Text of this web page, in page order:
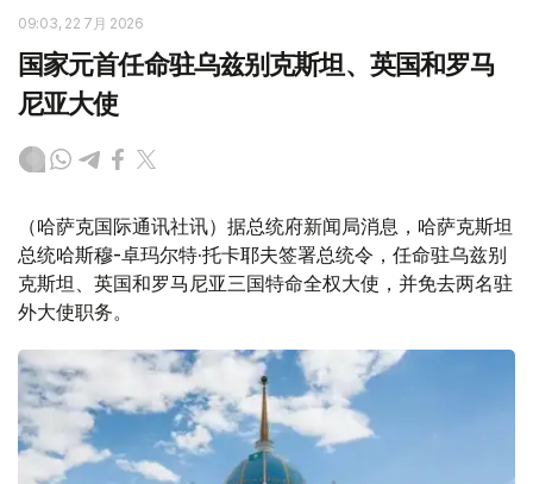
09:03, 22 7月 2026
国家元首任命驻乌兹别克斯坦、英国和罗马
尼亚大使
（哈萨克国际通讯社讯）据总统府新闻局消息，哈萨克斯坦
总统哈斯穆-卓玛尔特·托卡耶夫签署总统令，任命驻乌兹别
克斯坦、英国和罗马尼亚三国特命全权大使，并免去两名驻
外大使职务。